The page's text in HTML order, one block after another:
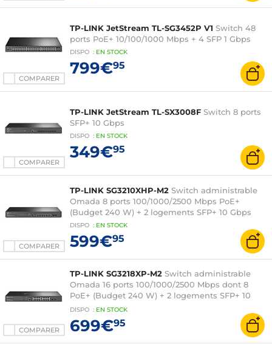
COMPARER
TP-LINK JetStream TL-SG3452P V1 Switch 48
ports PoE+ 10/100/1000 Mbps + 4 SFP 1 Gbps
DISPO : EN STOCK
799€95
COMPARER
TP-LINK JetStream TL-SX3008F Switch 8 ports
SFP+ 10 Gbps
DISPO : EN STOCK
349€95
COMPARER
TP-LINK SG3210XHP-M2 Switch administrable
Omada 8 ports 100/1000/2500 Mbps PoE+
(Budget 240 W) + 2 logements SFP+ 10 Gbps
DISPO : EN STOCK
599€95
COMPARER
TP-LINK SG3218XP-M2 Switch administrable
Omada 16 ports 100/1000/2500 Mbps dont 8
PoE+ (Budget 240 W) + 2 logements SFP+ 10
Gbps
DISPO : EN STOCK
699€95